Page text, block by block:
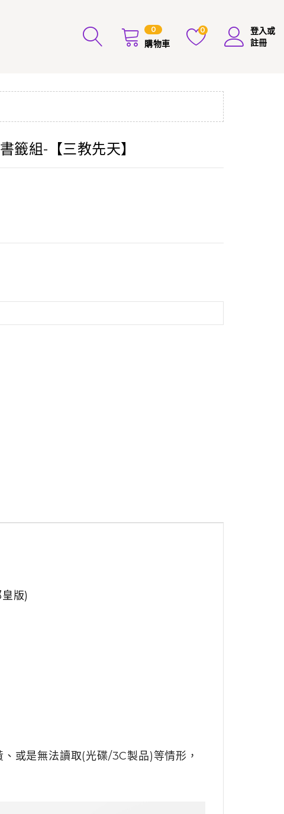
0
購物車
0
登入或
註冊
籤組-【三教先天】
版)
或是無法讀取(光碟/3C製品)等情形，